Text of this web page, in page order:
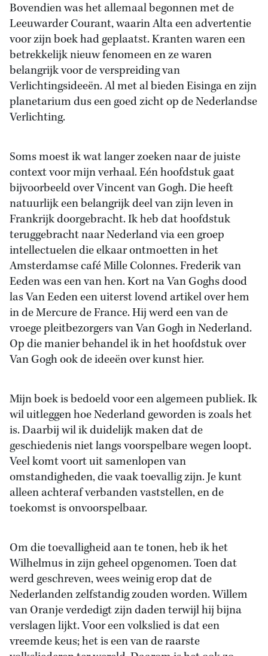
Bovendien was het allemaal begonnen met de
Leeuwarder Courant, waarin Alta een advertentie
voor zijn boek had geplaatst. Kranten waren een
betrekkelijk nieuw fenomeen en ze waren
belangrijk voor de verspreiding van
Verlichtingsideeën. Al met al bieden Eisinga en zijn
planetarium dus een goed zicht op de Nederlandse
Verlichting.
Soms moest ik wat langer zoeken naar de juiste
context voor mijn verhaal. Eén hoofdstuk gaat
bijvoorbeeld over Vincent van Gogh. Die heeft
natuurlijk een belangrijk deel van zijn leven in
Frankrijk doorgebracht. Ik heb dat hoofdstuk
teruggebracht naar Nederland via een groep
intellectuelen die elkaar ontmoetten in het
Amsterdamse café Mille Colonnes. Frederik van
Eeden was een van hen. Kort na Van Goghs dood
las Van Eeden een uiterst lovend artikel over hem
in de Mercure de France. Hij werd een van de
vroege pleitbezorgers van Van Gogh in Nederland.
Op die manier behandel ik in het hoofdstuk over
Van Gogh ook de ideeën over kunst hier.
Mijn boek is bedoeld voor een algemeen publiek. Ik
wil uitleggen hoe Nederland geworden is zoals het
is. Daarbij wil ik duidelijk maken dat de
geschiedenis niet langs voorspelbare wegen loopt.
Veel komt voort uit samenlopen van
omstandigheden, die vaak toevallig zijn. Je kunt
alleen achteraf verbanden vaststellen, en de
toekomst is onvoorspelbaar.
Om die toevalligheid aan te tonen, heb ik het
Wilhelmus in zijn geheel opgenomen. Toen dat
werd geschreven, wees weinig erop dat de
Nederlanden zelfstandig zouden worden. Willem
van Oranje verdedigt zijn daden terwijl hij bijna
verslagen lijkt. Voor een volkslied is dat een
vreemde keus; het is een van de raarste